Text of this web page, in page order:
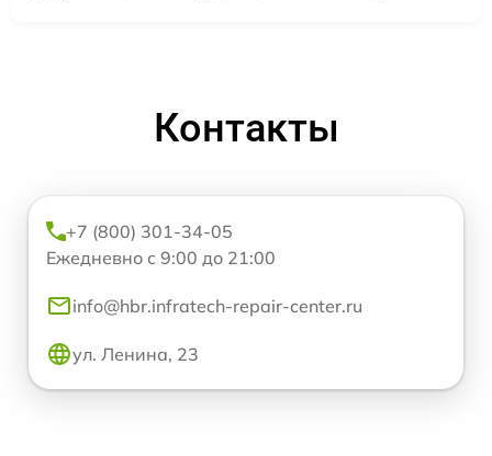
Контакты
+7 (800) 301-34-05
Ежедневно с 9:00 до 21:00
info@hbr.infratech-repair-center.ru
ул. Ленина, 23